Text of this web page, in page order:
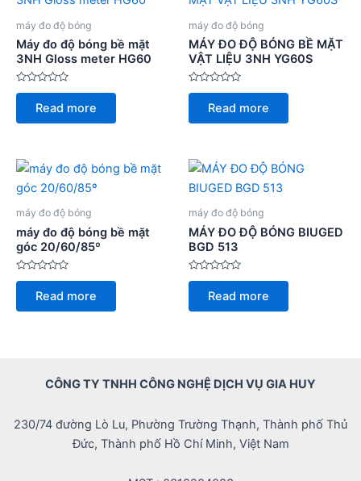
máy đo độ bóng
Máy đo độ bóng bề mặt
3NH Gloss meter HG60
Rated
of
Read more
máy đo độ bóng
MÁY ĐO ĐỘ BÓNG BỀ MẶT
VẬT LIỆU 3NH YG60S
Rated
of
Read more
máy đo độ bóng
máy đo độ bóng bề mặt
góc 20/60/85º
Rated
of
Read more
máy đo độ bóng
MÁY ĐO ĐỘ BÓNG BIUGED
BGD 513
Rated
of
Read more
CÔNG TY TNHH CÔNG NGHỆ DỊCH VỤ GIA HUY
230/74 đường Lò Lu, Phường Trường Thạnh, Thành phố Thủ
Đức, Thành phố Hồ Chí Minh, Việt Nam